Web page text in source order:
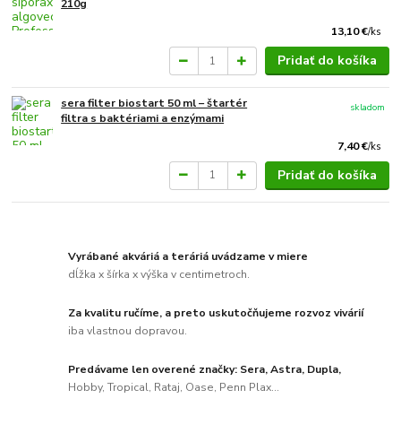
210g
13,10 €/ks
Pridať do košíka
sera filter biostart 50 ml – štartér
filtra s baktériami a enzýmami
7,40 €/ks
skladom
Pridať do košíka
Vyrábané akváriá a teráriá uvádzame v miere
dĺžka x šírka x výška v centimetroch.
Za kvalitu ručíme, a preto uskutočňujeme rozvoz vivárií
iba vlastnou dopravou.
Predávame len overené značky: Sera, Astra, Dupla,
Hobby, Tropical, Rataj, Oase, Penn Plax...